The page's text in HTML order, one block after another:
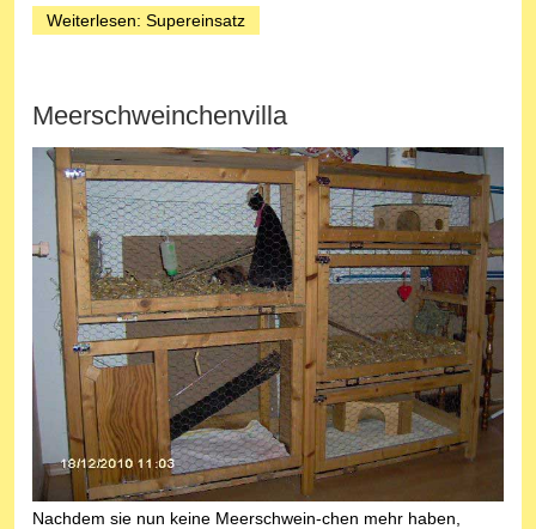
Weiterlesen: Supereinsatz
Meerschweinchenvilla
Nachdem sie nun keine Meerschwein-chen mehr haben,